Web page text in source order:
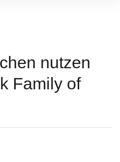
nutzen
Family of